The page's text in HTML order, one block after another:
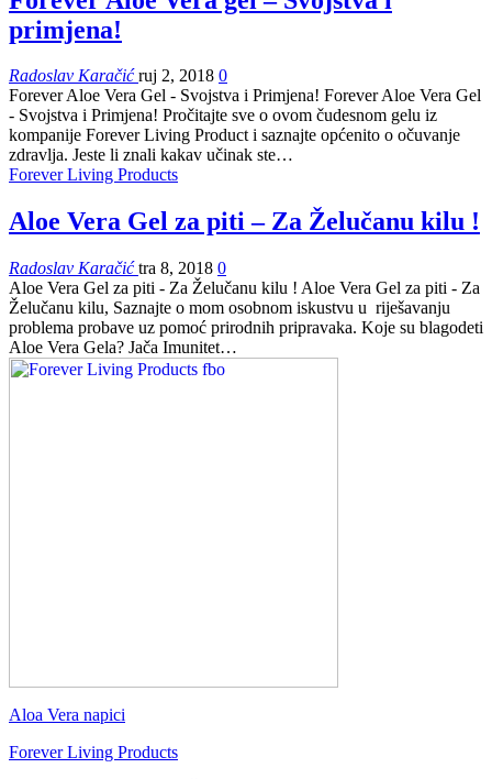
primjena!
Radoslav Karačićruj 2, 2018 0
Forever Aloe Vera Gel - Svojstva i Primjena! Forever Aloe Vera Gel
- Svojstva i Primjena! Pročitajte sve o ovom čudesnom gelu iz
kompanije Forever Living Product i saznajte općenito o očuvanje
zdravlja. Jeste li znali kakav učinak ste…
Forever Living Products
Aloe Vera Gel za piti – Za Želučanu kilu !
Radoslav Karačićtra 8, 2018 0
Aloe Vera Gel za piti - Za Želučanu kilu ! Aloe Vera Gel za piti - Za
Želučanu kilu, Saznajte o mom osobnom iskustvu u riješavanju
problema probave uz pomoć prirodnih pripravaka. Koje su blagodeti
Aloe Vera Gela? Jača Imunitet…
Aloa Vera napici
Forever Living Products